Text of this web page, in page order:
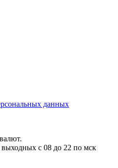
данных
с 08 до 22 по мск